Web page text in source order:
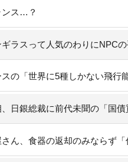
ンス…？
ギラスって人気のわりにNPC
スの「世界に5種しかない飛行
、日銀総裁に前代未聞の「国
さん、食器の返却のみならず